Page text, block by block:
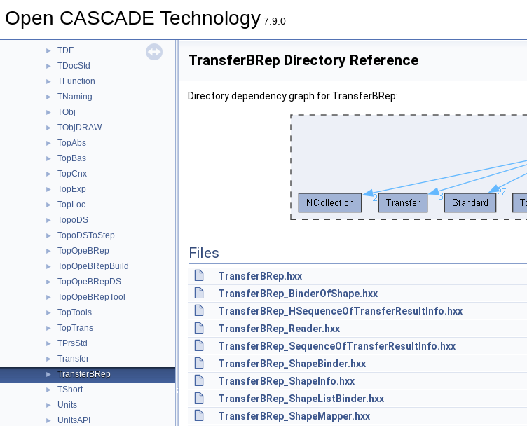
Open CASCADE Technology 7.9.0
► TDataStd
► TDF
► TDocStd
► TFunction
► TNaming
► TObj
► TObjDRAW
► TopAbs
► TopBas
► TopCnx
► TopExp
► TopLoc
► TopoDS
► TopoDSToStep
► TopOpeBRep
► TopOpeBRepBuild
► TopOpeBRepDS
► TopOpeBRepTool
► TopTools
► TopTrans
► TPrsStd
► Transfer
► TransferBRep
► TShort
► Units
► UnitsAPI
TransferBRep Directory Reference
Directory dependency graph for TransferBRep:
Files
TransferBRep.hxx
TransferBRep_BinderOfShape.hxx
TransferBRep_HSequenceOfTransferResultInfo.hxx
TransferBRep_Reader.hxx
TransferBRep_SequenceOfTransferResultInfo.hxx
TransferBRep_ShapeBinder.hxx
TransferBRep_ShapeInfo.hxx
TransferBRep_ShapeListBinder.hxx
TransferBRep_ShapeMapper.hxx